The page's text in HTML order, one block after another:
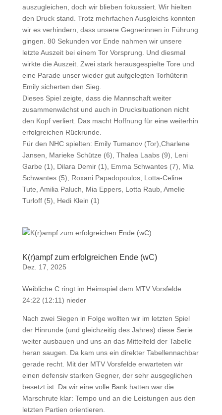
auszugleichen, doch wir blieben fokussiert. Wir hielten
den Druck stand. Trotz mehrfachen Ausgleichs konnten
wir es verhindern, dass unsere Gegnerinnen in Führung
gingen. 80 Sekunden vor Ende nahmen wir unsere
letzte Auszeit bei einem Tor Vorsprung. Und diesmal
wirkte die Auszeit. Zwei stark herausgespielte Tore und
eine Parade unser wieder gut aufgelegten Torhüterin
Emily sicherten den Sieg.
Dieses Spiel zeigte, dass die Mannschaft weiter
zusammenwächst und auch in Drucksituationen nicht
den Kopf verliert. Das macht Hoffnung für eine weiterhin
erfolgreichen Rückrunde.
Für den NHC spielten: Emily Tumanov (Tor),Charlene
Jansen, Marieke Schütze (6), Thalea Laabs (9), Leni
Garbe (1), Dilara Demir (1), Emma Schwantes (7), Mia
Schwantes (5), Roxani Papadopoulos, Lotta-Celine
Tute, Amilia Paluch, Mia Eppers, Lotta Raub, Amelie
Turloff (5), Hedi Klein (1)
K(r)ampf zum erfolgreichen Ende (wC)
Dez. 17, 2025
Weibliche C ringt im Heimspiel dem MTV Vorsfelde
24:22 (12:11) nieder
Nach zwei Siegen in Folge wollten wir im letzten Spiel
der Hinrunde (und gleichzeitig des Jahres) diese Serie
weiter ausbauen und uns an das Mittelfeld der Tabelle
heran saugen. Da kam uns ein direkter Tabellennachbar
gerade recht. Mit der MTV Vorsfelde erwarteten wir
einen defensiv starken Gegner, der sehr ausgeglichen
besetzt ist. Da wir eine volle Bank hatten war die
Marschrute klar: Tempo und an die Leistungen aus den
letzten Partien orientieren.